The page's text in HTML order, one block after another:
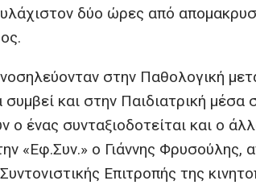
δύο ώρες από
στην Παθολογική
και στην Παιδιατρική μέσα
ένας συνταξιοδοτείται και ο
«Εφ.Συν.» ο Γιάννης Φρυσούλης,
Επιτροπής της